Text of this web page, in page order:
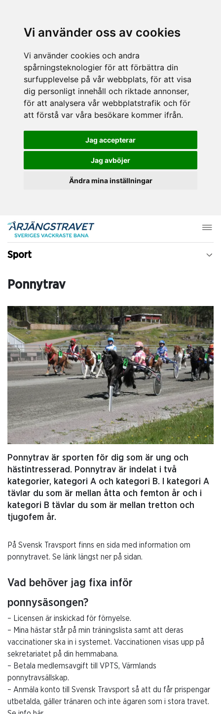
Vi använder oss av cookies
Vi använder cookies och andra
spårningsteknologier för att förbättra din
surfupplevelse på vår webbplats, för att visa
dig personligt innehåll och riktade annonser,
för att analysera vår webbplatstrafik och för
att förstå var våra besökare kommer ifrån.
Jag accepterar
Jag avböjer
Ändra mina inställningar
Sport
Ponnytrav
Ponnytrav är sporten för dig som är ung och
hästintresserad. Ponnytrav är indelat i två
kategorier, kategori A och kategori B. I kategori A
tävlar du som är mellan åtta och femton år och i
kategori B tävlar du som är mellan tretton och
tjugofem år.
På Svensk Travsport finns en sida med information om
ponnytravet. Se länk längst ner på sidan.
Vad behöver jag fixa inför
ponnysäsongen?
– Licensen är inskickad för förnyelse.
– Mina hästar står på min träningslista samt att deras
vaccinationer ska in i systemet. Vaccinationen visas upp på
sekretariatet på din hemmabana.
– Betala medlemsavgift till VPTS, Värmlands
ponnytravsällskap.
– Anmäla konto till Svensk Travsport så att du får prispengar
utbetalda, gäller tränaren och inte ägaren som i stora travet.